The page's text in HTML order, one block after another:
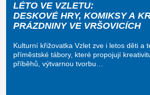
LÉTO VE VZLETU:
DESKOVÉ HRY, KOMIKSY A
PRÁZDNINY VE VRŠOVICÍCH
Kulturní křižovatka Vzlet zve i letos děti a
příměstské tábory, které propojují
příběhů, výtvarnou tvorbu…